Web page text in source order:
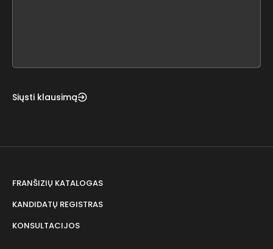
Siųsti klausimą
FRANŠIZIŲ KATALOGAS
KANDIDATŲ REGISTRAS
KONSULTACIJOS